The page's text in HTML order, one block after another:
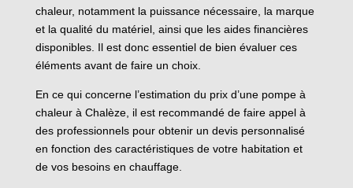
chaleur, notamment la puissance nécessaire, la marque
et la qualité du matériel, ainsi que les aides financières
disponibles. Il est donc essentiel de bien évaluer ces
éléments avant de faire un choix.
En ce qui concerne l’estimation du prix d’une pompe à
chaleur à Chalèze, il est recommandé de faire appel à
des professionnels pour obtenir un devis personnalisé
en fonction des caractéristiques de votre habitation et
de vos besoins en chauffage.